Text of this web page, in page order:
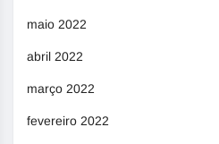
maio 2022
abril 2022
março 2022
fevereiro 2022